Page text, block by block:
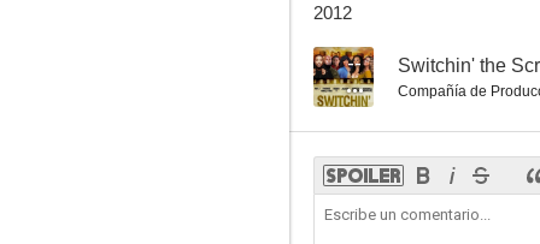
2012
-- Switchin' the
Compañía de